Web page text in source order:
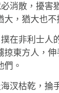
消散，擾害
，猶大也不
在非利士人
掠東方人，
。
汊枯乾，掄